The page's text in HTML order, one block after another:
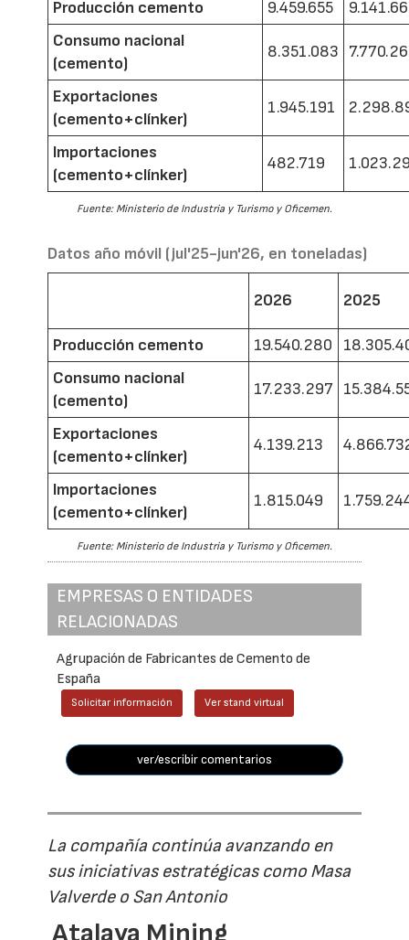
Producción cemento 9.459.655
Consumo nacional
(cemento)
8.351.083
Exportaciones
(cemento+clínker)
1.945.191
Importaciones
(cemento+clínker)
482.719
Fuente: Ministerio de Industria y Turismo y Oficemen.
Datos año móvil (jul'25-jun'26, en toneladas)
2026 2025
Producción cemento 19.540.280
Consumo nacional
(cemento)
17.233.297
Exportaciones
(cemento+clínker)
4.139.213
Importaciones
(cemento+clínker)
1.815.049
Fuente: Ministerio de Industria y Turismo y Oficemen.
EMPRESAS O ENTIDADES
RELACIONADAS
Agrupación de Fabricantes de Cemento de
España
Solicitar información Ver stand virtual
ver/escribir comentarios
La compañía continúa avanzando en
sus iniciativas estratégicas como Masa
Valverde o San Antonio